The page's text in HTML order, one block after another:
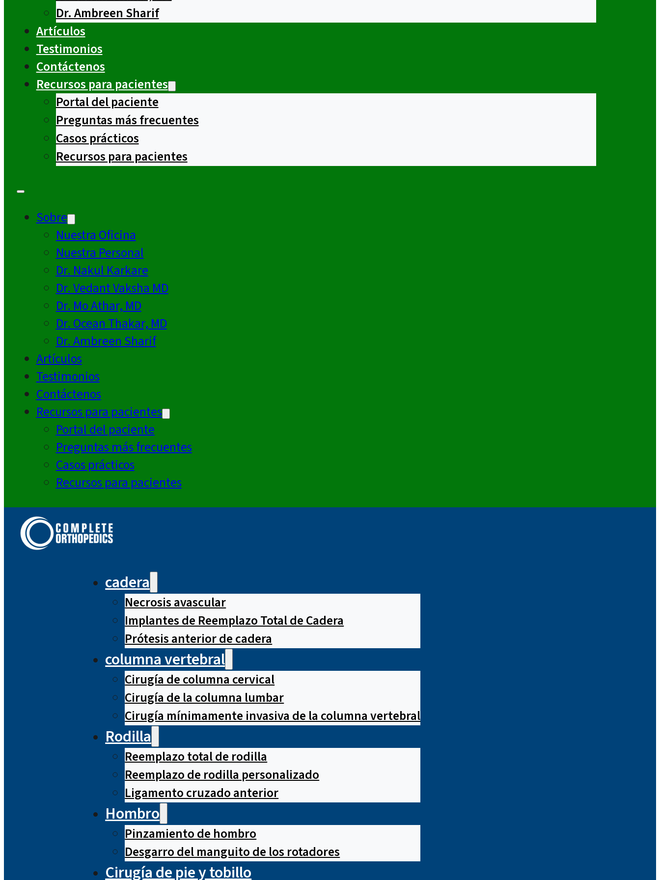
Dr. Ambreen Sharif
Artículos
Testimonios
Contáctenos
Recursos para pacientes
Portal del paciente
Preguntas más frecuentes
Casos prácticos
Recursos para pacientes
Sobre
Nuestra Oficina
Nuestra Personal
Dr. Nakul Karkare
Dr. Vedant Vaksha MD
Dr. Mo Athar, MD
Dr. Ocean Thakar, MD
Dr. Ambreen Sharif
Artículos
Testimonios
Contáctenos
Recursos para pacientes
Portal del paciente
Preguntas más frecuentes
Casos prácticos
Recursos para pacientes
cadera
Necrosis avascular
Implantes de Reemplazo Total de Cadera
Prótesis anterior de cadera
columna vertebral
Cirugía de columna cervical
Cirugía de la columna lumbar
Cirugía mínimamente invasiva de la columna vertebral
Rodilla
Reemplazo total de rodilla
Reemplazo de rodilla personalizado
Ligamento cruzado anterior
Hombro
Pinzamiento de hombro
Desgarro del manguito de los rotadores
Cirugía de pie y tobillo